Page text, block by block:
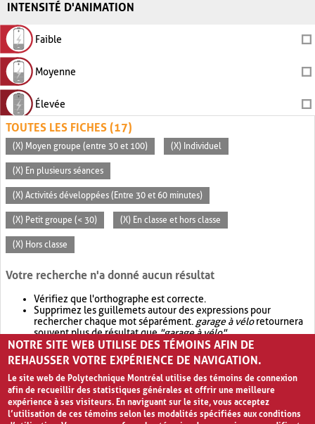
INTENSITÉ D'ANIMATION
Faible
Moyenne
Élevée
TOUTES LES FICHES (17)
(X) Moyen groupe (entre 30 et 100) (X) Individuel
(X) En plusieurs séances
(X) Activités développées (Entre 30 et 60 minutes)
(X) Petit groupe (< 30) (X) En classe et hors classe
(X) Hors classe
Votre recherche n'a donné aucun résultat
Vérifiez que l'orthographe est correcte.
Supprimez les guillemets autour des expressions pour
rechercher chaque mot séparément. garage à véloretournera
souvent plus de résultat que"garage à vélo".
Envisagez d'élargir votre recherche avec OR.garage OR vélo
retournera souvent plus de résultat quegarage à vélo
NOTRE SITE WEB UTILISE DES TÉMOINS AFIN DE
REHAUSSER VOTRE EXPÉRIENCE DE NAVIGATION.
Le site web de Polytechnique Montréal utilise des témoins de connexion
afin de recueillir des statistiques générales et offrir une meilleure
expérience à ses visiteurs. En naviguant sur le site, vous acceptez
l’utilisation de ces témoins selon les modalités spécifiées aux conditions